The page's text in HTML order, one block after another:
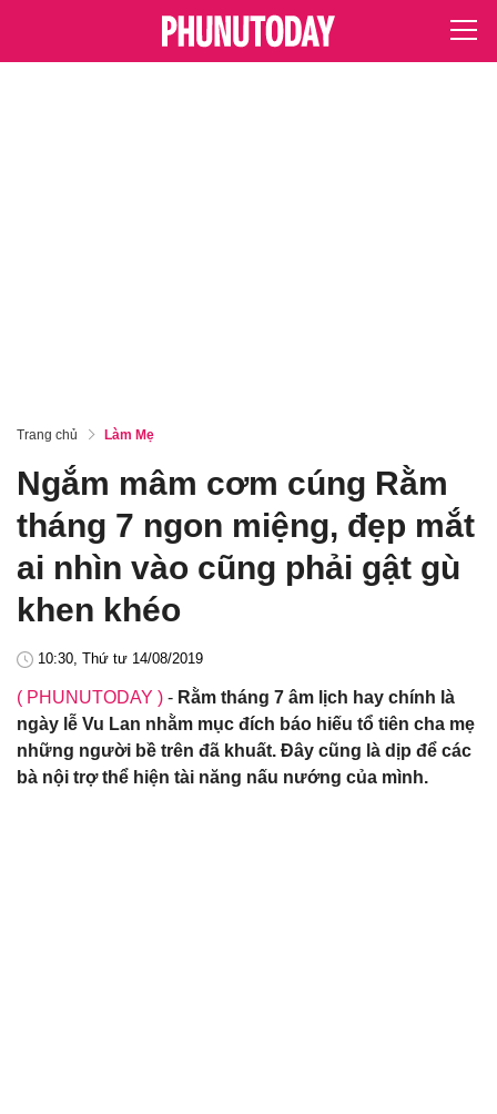
Trang chủ Làm Mẹ
Ngắm mâm cơm cúng Rằm
tháng 7 ngon miệng, đẹp mắt
ai nhìn vào cũng phải gật gù
khen khéo
10:30, Thứ tư 14/08/2019
( PHUNUTODAY ) - Rằm tháng 7 âm lịch hay chính là
ngày lễ Vu Lan nhằm mục đích báo hiếu tổ tiên cha mẹ
những người bề trên đã khuất. Đây cũng là dịp để các
bà nội trợ thể hiện tài năng nấu nướng của mình.